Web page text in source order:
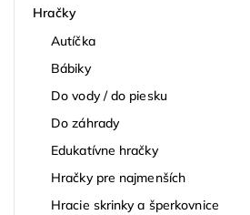
Hračky
Autíčka
Bábiky
Do vody / do piesku
Do záhrady
Edukatívne hračky
Hračky pre najmenších
Hracie skrinky a šperkovnice